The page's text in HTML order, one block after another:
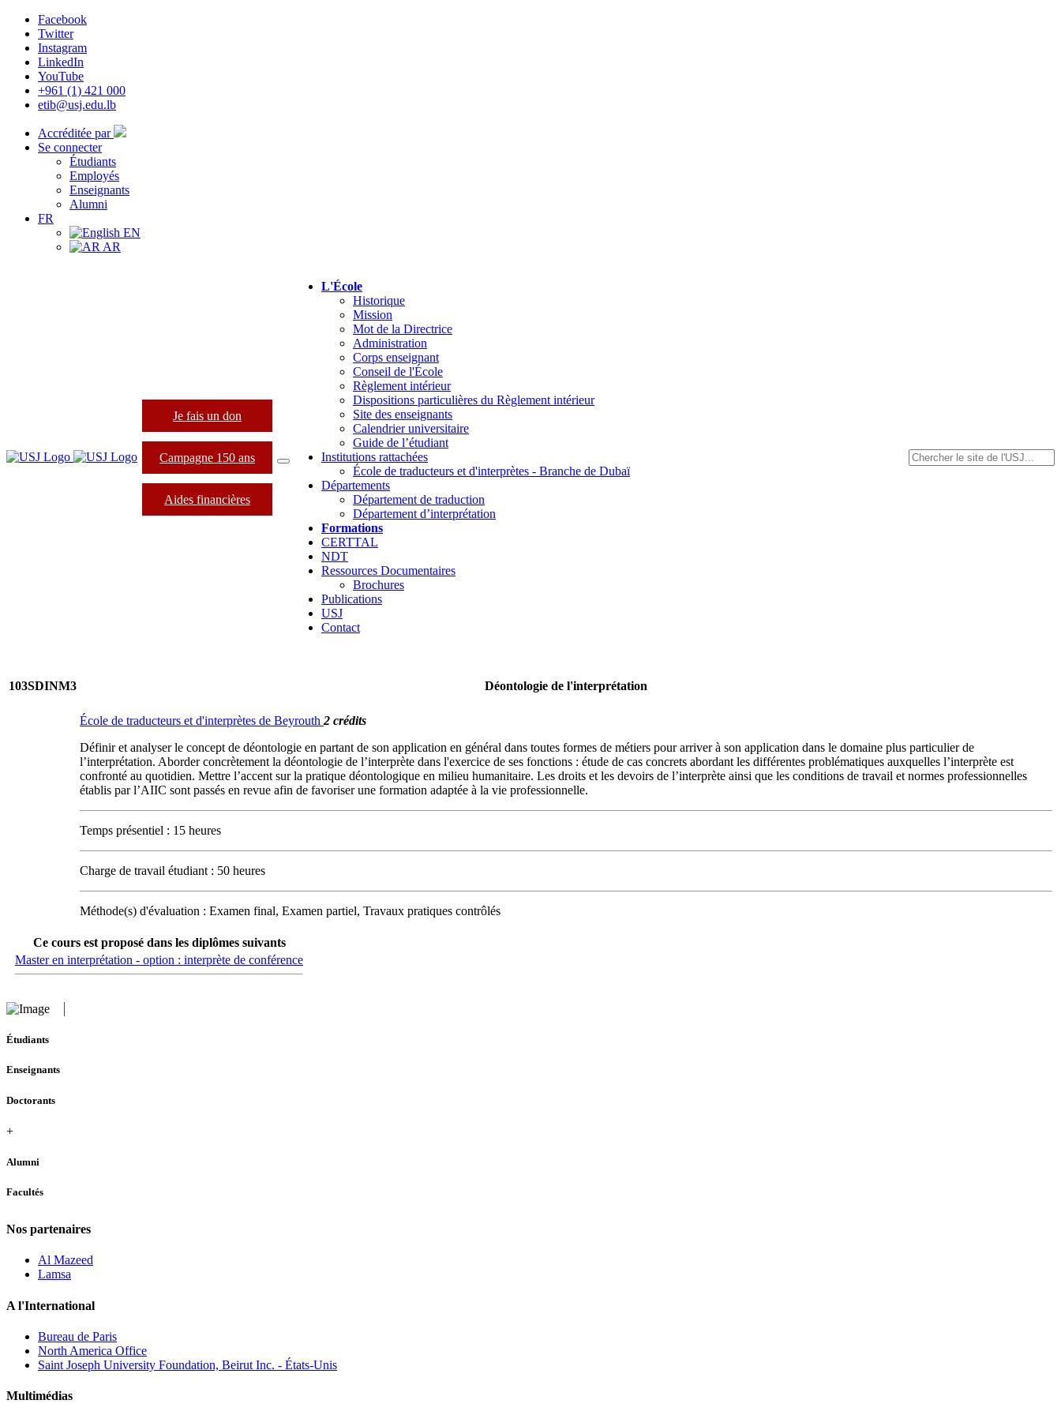
Facebook
Twitter
Instagram
LinkedIn
YouTube
+961 (1) 421 000
etib@usj.edu.lb
Accréditée par
Se connecter
Étudiants
Employés
Enseignants
Alumni
FR
EN
AR
Je fais un don
Campagne 150 ans
Aides financières
L'École
Historique
Mission
Mot de la Directrice
Administration
Corps enseignant
Conseil de l'École
Règlement intérieur
Dispositions particulières du Règlement intérieur
Site des enseignants
Calendrier universitaire
Guide de l’étudiant
Institutions rattachées
École de traducteurs et d'interprètes - Branche de Dubaï
Départements
Département de traduction
Département d’interprétation
Formations
CERTTAL
NDT
Ressources Documentaires
Brochures
Publications
USJ
Contact
103SDINM3 Déontologie de l'interprétation
École de traducteurs et d'interprètes de Beyrouth 2 crédits
Définir et analyser le concept de déontologie en partant de son application en général dans toutes formes de métiers pour arriver à son application dans le domaine plus particulier de
l’interprétation. Aborder concrètement la déontologie de l’interprète dans l'exercice de ses fonctions : étude de cas concrets abordant les différentes problématiques auxquelles l’interprète est
confronté au quotidien. Mettre l’accent sur la pratique déontologique en milieu humanitaire. Les droits et les devoirs de l’interprète ainsi que les conditions de travail et normes professionnelles
établis par l’AIIC sont passés en revue afin de favoriser une formation adaptée à la vie professionnelle.
Temps présentiel : 15 heures
Charge de travail étudiant : 50 heures
Méthode(s) d'évaluation : Examen final, Examen partiel, Travaux pratiques contrôlés
Ce cours est proposé dans les diplômes suivants
Master en interprétation - option : interprète de conférence
Étudiants
Enseignants
Doctorants
+
Alumni
Facultés
Nos partenaires
Al Mazeed
Lamsa
A l'International
Bureau de Paris
North America Office
Saint Joseph University Foundation, Beirut Inc. - États-Unis
Multimédias